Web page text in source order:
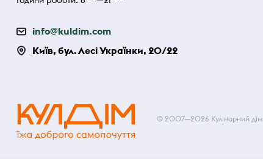
info@kuldim.com
Київ, бул. Лесі Українки, 20/22
© 2007—2026 Кулінарний дім